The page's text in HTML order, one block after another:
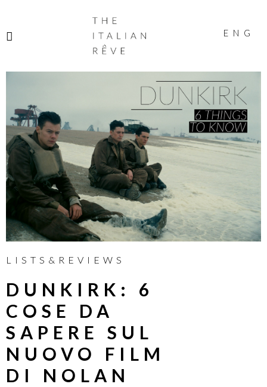
ITALIAN
RÊVE
ENG
LISTS&REVIEWS
DUNKIRK: 6
COSE DA
SAPERE SUL
NUOVO FILM
DI NOLAN